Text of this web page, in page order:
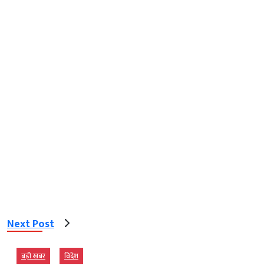
Next Post
बड़ी खबर विदेश